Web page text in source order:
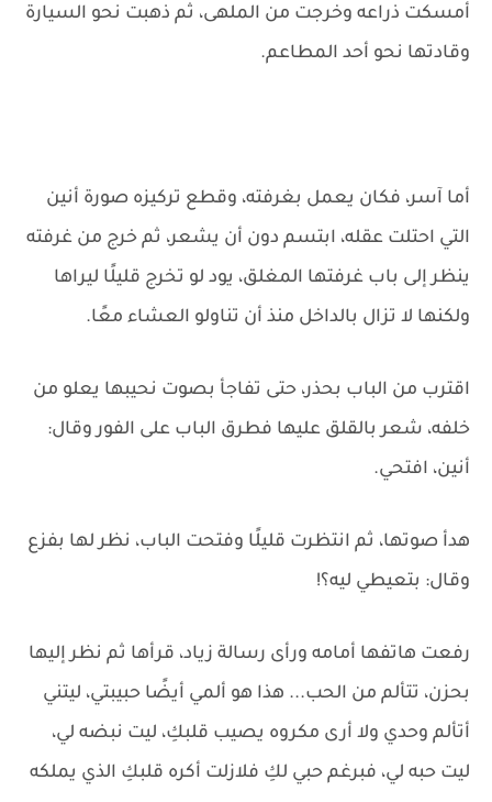
أمسكت ذراعه وخرجت من الملهى، ثم ذهبت نحو السيارة
وقادتها نحو أحد المطاعم.
أما آسر، فكان يعمل بغرفته، وقطع تركيزه صورة أنين
التي احتلت عقله، ابتسم دون أن يشعر، ثم خرج من غرفته
ينظر إلى باب غرفتها المغلق، يود لو تخرج قليلًا ليراها
ولكنها لا تزال بالداخل منذ أن تناولو العشاء معًا.
اقترب من الباب بحذر، حتى تفاجأ بصوت نحيبها يعلو من
خلفه، شعر بالقلق عليها فطرق الباب على الفور وقال:
أنين، افتحي.
هدأ صوتها، ثم انتظرت قليلًا وفتحت الباب، نظر لها بفزع
وقال: بتعيطي ليه؟!
رفعت هاتفها أمامه ورأى رسالة زياد، قرأها ثم نظر إليها
بحزن، تتألم من الحب... هذا هو ألمي أيضًا حبيبتي، ليتني
أتألم وحدي ولا أرى مكروه يصيب قلبكِ، ليت نبضه لي،
ليت حبه لي، فبرغم حبي لكِ فلازلت أكره قلبكِ الذي يملكه